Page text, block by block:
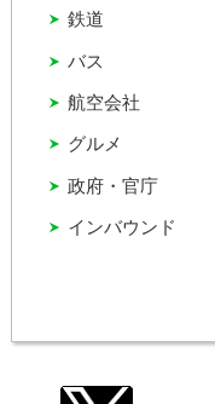
インバウンド
グルメ
バス
政府・官庁
航空会社
鉄道